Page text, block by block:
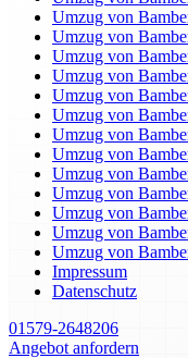
Umzug von
Umzug von
Umzug von
Umzug von
Umzug von
Umzug von
Umzug von
Umzug von
Umzug von
Umzug von
Umzug von
Umzug von
Umzug von
Impressum
Datenschutz
01579-2648206
Angebot anfordern